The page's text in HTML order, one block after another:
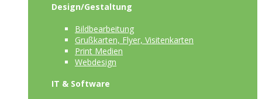
Design/Gestaltung
Bildbearbeitung
Grußkarten, Flyer, Visitenkarten
Print Medien
Webdesign
IT & Software